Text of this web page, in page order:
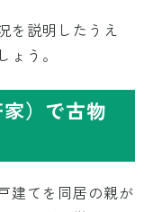
を説明したうえ
う。
）で古物
建てを同居の親が